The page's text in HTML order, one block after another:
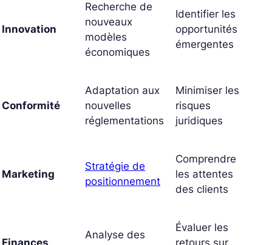
Innovation
Recherche de
nouveaux
modèles
économiques
Identifier les
opportunités
émergentes
Conformité
Adaptation aux
nouvelles
réglementations
Minimiser les
risques
juridiques
Marketing
Stratégie de
positionnement
Comprendre
les attentes
des clients
Analyse des
Évaluer les